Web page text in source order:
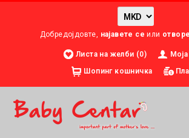
Добредојдовте, најавете се или
Листа на желби (0)
Шопинг кошничка